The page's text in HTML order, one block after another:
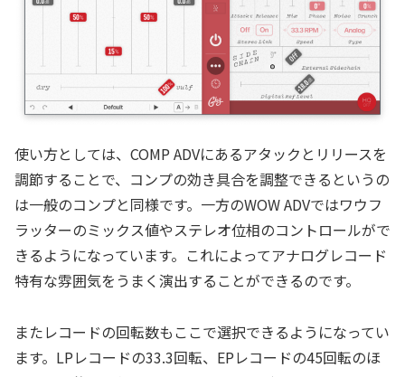
使い方としては、COMP ADVにあるアタックとリリースを
調節することで、コンプの効き具合を調整できるというの
は一般のコンプと同様です。一方のWOW ADVではワウフ
ラッターのミックス値やステレオ位相のコントロールがで
きるようになっています。これによってアナログレコード
特有な雰囲気をうまく演出することができるのです。
またレコードの回転数もここで選択できるようになってい
ます。LPレコードの33.3回転、EPレコードの45回転のほ